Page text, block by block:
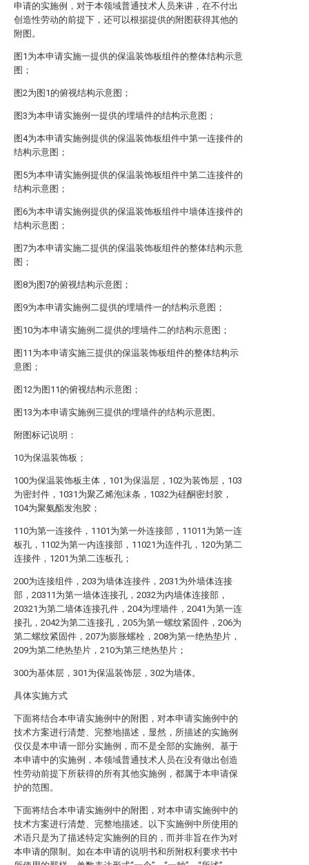
申请的实施例，对于本领域普通技术人员来讲，在不付出
创造性劳动的前提下，还可以根据提供的附图获得其他的
附图。
图1为本申请实施一提供的保温装饰板组件的整体结构示意
图；
图2为图1的俯视结构示意图；
图3为本申请实施例一提供的埋墙件的结构示意图；
图4为本申请实施例提供的保温装饰板组件中第一连接件的
结构示意图；
图5为本申请实施例提供的保温装饰板组件中第二连接件的
结构示意图；
图6为本申请实施例提供的保温装饰板组件中墙体连接件的
结构示意图；
图7为本申请实施二提供的保温装饰板组件的整体结构示意
图；
图8为图7的俯视结构示意图；
图9为本申请实施例二提供的埋墙件一的结构示意图；
图10为本申请实施例二提供的埋墙件二的结构示意图；
图11为本申请实施三提供的保温装饰板组件的整体结构示
意图；
图12为图11的俯视结构示意图；
图13为本申请实施例三提供的埋墙件的结构示意图。
附图标记说明：
10为保温装饰板；
100为保温装饰板主体，101为保温层，102为装饰层，103
为密封件，1031为聚乙烯泡沫条，1032为硅酮密封胶，
104为聚氨酯发泡胶；
110为第一连接件，1101为第一外连接部，11011为第一连
板孔，1102为第一内连接部，11021为连件孔，120为第二
连接件，1201为第二连板孔；
200为连接组件，203为墙体连接件，2031为外墙体连接
部，20311为第一墙体连接孔，2032为内墙体连接部，
20321为第二墙体连接孔件，204为埋墙件，2041为第一连
接孔，2042为第二连接孔，205为第一螺纹紧固件，206为
第二螺纹紧固件，207为膨胀螺栓，208为第一绝热垫片，
209为第二绝热垫片，210为第三绝热垫片；
300为基体层，301为保温装饰层，302为墙体。
具体实施方式
下面将结合本申请实施例中的附图，对本申请实施例中的
技术方案进行清楚、完整地描述，显然，所描述的实施例
仅仅是本申请一部分实施例，而不是全部的实施例。基于
本申请中的实施例，本领域普通技术人员在没有做出创造
性劳动前提下所获得的所有其他实施例，都属于本申请保
护的范围。
下面将结合本申请实施例中的附图，对本申请实施例中的
技术方案进行清楚、完整地描述。以下实施例中所使用的
术语只是为了描述特定实施例的目的，而并非旨在作为对
本申请的限制。如在本申请的说明书和所附权利要求书中